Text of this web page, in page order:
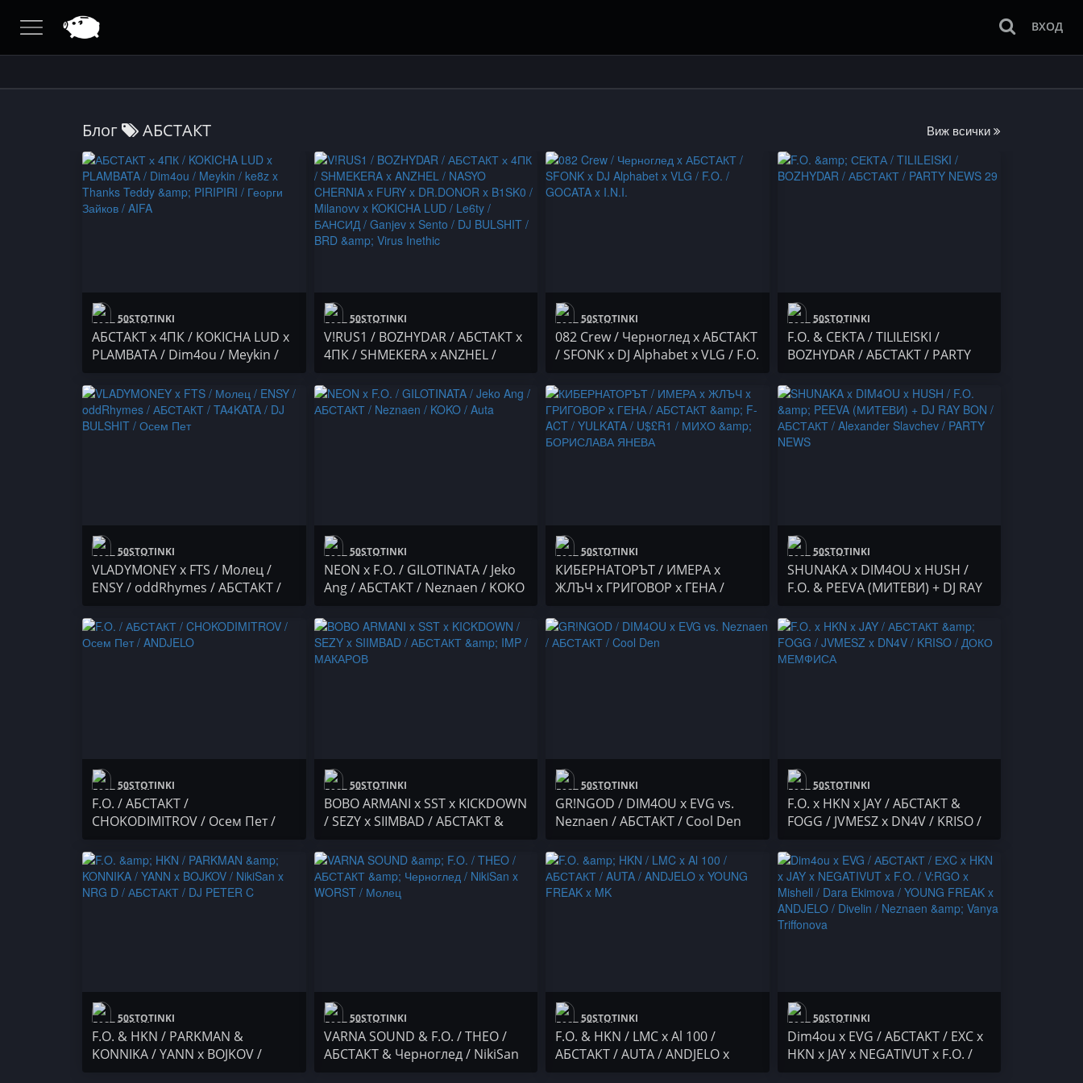
ВХОД
Блог АБСТАКТ Виж всички
50STOTINKI
АБСТАКТ х 4ПК / KOKICHA LUD x
PLAMBATA / Dim4ou / Meykin /
Георги Зайков / AIFA
50STOTINKI
V!RUS1 / BOZHYDAR / АБСТАКТ х
4ПК / SHMEKERA x ANZHEL /
DR.DONOR x B1SK0 / Milanovv x
KOKICHA LUD / Le6ty / БАНСИД /
50STOTINKI
082 Crew / Черноглед x АБСТАКТ
/ SFONK x DJ Alphabet x VLG / F.O.
50STOTINKI
F.O. & СЕКТА / TILILEISKI /
BOZHYDAR / АБСТАКТ / PARTY
50STOTINKI
VLADYMONEY x FTS / Молец /
ENSY / oddRhymes / АБСТАКТ /
50STOTINKI
NEON x F.O. / GILOTINATA / Jeko
Ang / АБСТАКТ / Neznaen / KOKO
50STOTINKI
КИБЕРНАТОРЪТ / ИМЕРА x
ЖЛЪЧ x ГРИГОВОР x ГЕНА /
£R1 / МИХО & БОРИСЛАВА
ЯНЕВА
50STOTINKI
SHUNAKA x DIM4OU x HUSH /
F.O. & PEEVA (МИТЕВИ) + DJ RAY
Slavchev / PARTY NEWS
50STOTINKI
F.O. / АБСТАКТ /
CHOKODIMITROV / Осем Пет /
50STOTINKI
BOBO ARMANI x SST x KICKDOWN
/ SEZY x SIIMBAD / АБСТАКТ &
50STOTINKI
GR!NGOD / DIM4OU x EVG vs.
Neznaen / АБСТАКТ / Cool Den
50STOTINKI
F.O. x HKN x JAY / АБСТАКТ &
FOGG / JVMESZ x DN4V / KRISO /
50STOTINKI
F.O. & HKN / PARKMAN &
KONNIKA / YANN x BOJKOV /
50STOTINKI
VARNA SOUND & F.O. / THEO /
АБСТАКТ & Черноглед / NikiSan
50STOTINKI
F.O. & HKN / LMC x Al 100 /
АБСТАКТ / AUTA / ANDJELO x
50STOTINKI
Dim4ou x EVG / АБСТАКТ / ЕХC x
HKN x JAY x NEGATIVUT x F.O. /